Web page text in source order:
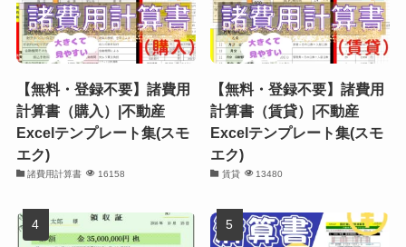
【無料・登録不要】諸費用
計算書（購入）|不動産
Excelテンプレート集(スモ
エク)
諸費用計算書 16158
【無料・登録不要】諸費用
計算書（賃貸）|不動産
Excelテンプレート集(スモ
エク)
賃貸 13480